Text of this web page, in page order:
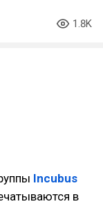
1.8K
Incubus
в